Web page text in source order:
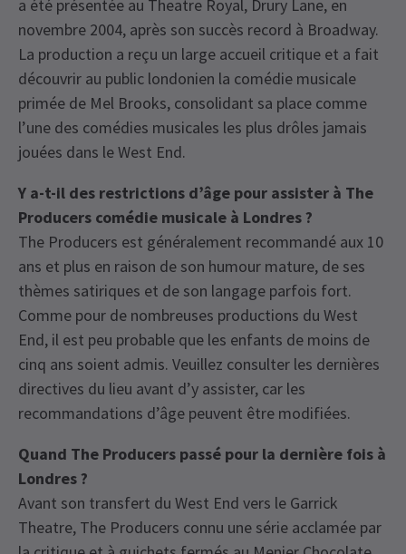
a été présentée au Theatre Royal, Drury Lane, en
novembre 2004, après son succès record à Broadway.
La production a reçu un large accueil critique et a fait
découvrir au public londonien la comédie musicale
primée de Mel Brooks, consolidant sa place comme
l’une des comédies musicales les plus drôles jamais
jouées dans le West End.
Y a-t-il des restrictions d’âge pour assister à The
Producers comédie musicale à Londres ?
The Producers est généralement recommandé aux 10
ans et plus en raison de son humour mature, de ses
thèmes satiriques et de son langage parfois fort.
Comme pour de nombreuses productions du West
End, il est peu probable que les enfants de moins de
cinq ans soient admis. Veuillez consulter les dernières
directives du lieu avant d’y assister, car les
recommandations d’âge peuvent être modifiées.
Quand The Producers passé pour la dernière fois à
Londres ?
Avant son transfert du West End vers le Garrick
Theatre, The Producers connu une série acclamée par